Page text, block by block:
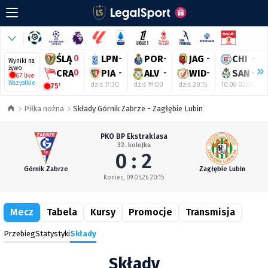
Wyniki na
żywo
67 live
Wszystkie
ŚLĄ 0
CRA0
75'
LPN-
PIA -
dziś 17:30
POR-
ALV -
dziś 19:00
JAG -
WID-
dziś 20:15
CHI -
SAN -
10.08 02:00
Piłka nożna Składy Górnik Zabrze - Zagłębie Lubin
Górnik Zabrze
PKO BP Ekstraklasa
32. kolejka
0 : 2
Koniec, 09.05.26 20:15
Zagłębie Lubin
Mecz Tabela Kursy Promocje Transmisja
PrzebiegStatystykiSkłady
Składy